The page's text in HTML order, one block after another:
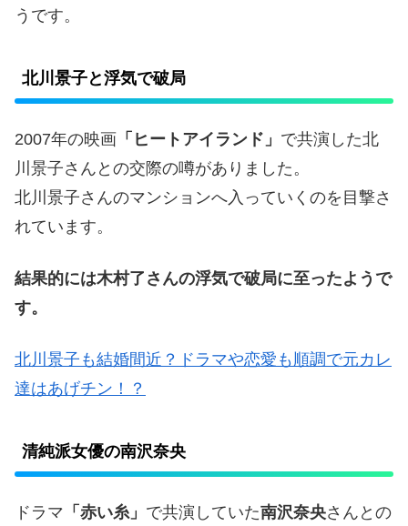
うです。
北川景子と浮気で破局
2007年の映画 「ヒートアイランド」 で共演した北
川景子さんとの交際の噂がありました。
北川景子さんのマンションへ入っていくのを目撃さ
れています。
結果的には木村了さんの浮気で破局に至ったようで
す。
北川景子も結婚間近？ドラマや恋愛も順調で元カレ
達はあげチン！？
清純派女優の南沢奈央
ドラマ 「赤い糸」 で共演していた南沢奈央さんとの